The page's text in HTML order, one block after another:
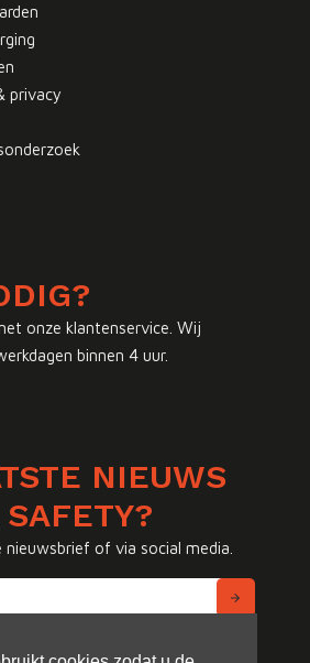
privacy
onze klantenservice. Wij
binnen 4 uur.
NIEUWS
nieuwsbrief of via social media.